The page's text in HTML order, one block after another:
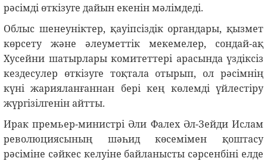
рәсімді өткізуге дайын екенін мәлімдеді.
Облыс шенеуніктер, қауіпсіздік органдары, қызмет
көрсету және әлеуметтік мекемелер, сондай-ақ
Хусейни шатырлары комитеттері арасында үздіксіз
кездесулер өткізуге тоқтала отырып, ол рәсімнің
күні жарияланғаннан бері кең көлемді үйлестіру
жүргізілгенін айтты.
Ирак премьер-министрі Әли Фалех Әл-Зейди Ислам
революциясының шәһид көсемімен қоштасу
рәсіміне сәйкес келуіне байланысты сәрсенбіні елде